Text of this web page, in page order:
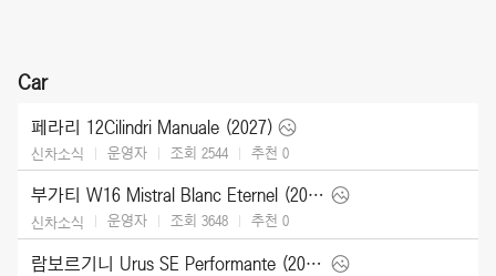
Car
페라리 12Cilindri Manuale (2027)
신차소식 운영자 조회 2544 추천 0
부가티 W16 Mistral Blanc Eternel (2026)
신차소식 운영자 조회 3648 추천 0
람보르기니 Urus SE Performante (2027)